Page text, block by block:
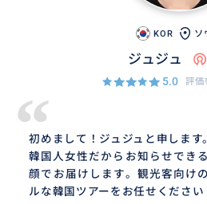
KOR ソ
ジュジュ
5.0 評価
“
初めまして！ジュジュと申します
韓国人女性だからお知らせでき
顔でお届けします。観光客向け
ルな韓国ツアーをお任せください